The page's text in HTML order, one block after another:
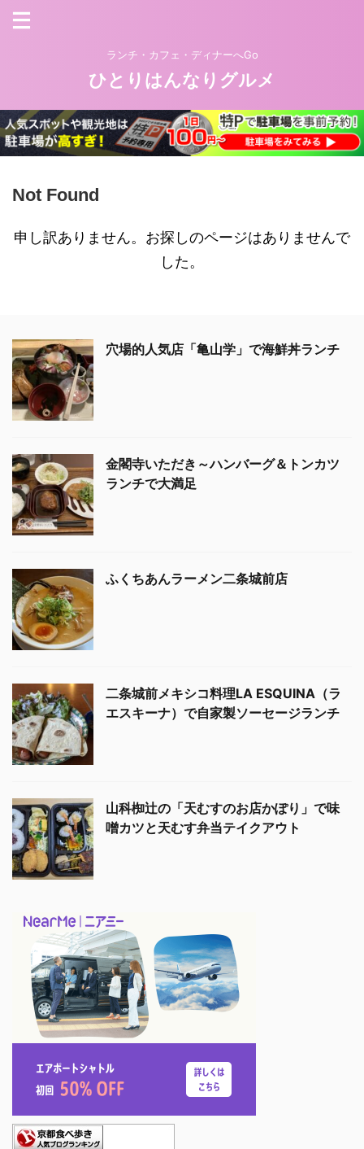
ランチ・カフェ・ディナーへGo
ひとりはんなりグルメ
Not Found
申し訳ありません。お探しのページはありませんで
した。
穴場的人気店「亀山学」で海鮮丼ランチ
金閣寺いただき～ハンバーグ＆トンカツ
ランチで大満足
ふくちあんラーメン二条城前店
二条城前メキシコ料理LA ESQUINA（ラ
エスキーナ）で自家製ソーセージランチ
山科椥辻の「天むすのお店かぽり」で味
噌カツと天むす弁当テイクアウト